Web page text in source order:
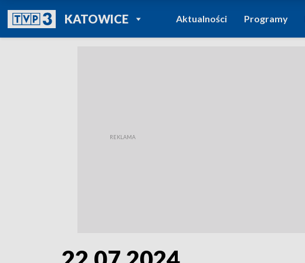
KATOWICEPOWRÓT DO
TVP REGIONY
Aktualności Programy